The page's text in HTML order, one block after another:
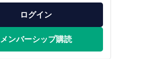
ログイン
メンバーシップ購読